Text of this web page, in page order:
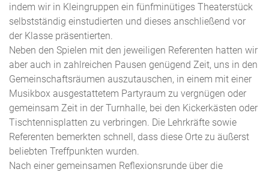
indem wir in Kleingruppen ein fünfminütiges Theaterstück
selbstständig einstudierten und dieses anschließend vor
der Klasse präsentierten.
Neben den Spielen mit den jeweiligen Referenten hatten wir
aber auch in zahlreichen Pausen genügend Zeit, uns in den
Gemeinschaftsräumen auszutauschen, in einem mit einer
Musikbox ausgestattetem Partyraum zu vergnügen oder
gemeinsam Zeit in der Turnhalle, bei den Kickerkästen oder
Tischtennisplatten zu verbringen. Die Lehrkräfte sowie
Referenten bemerkten schnell, dass diese Orte zu äußerst
beliebten Treffpunkten wurden.
Nach einer gemeinsamen Reflexionsrunde über die